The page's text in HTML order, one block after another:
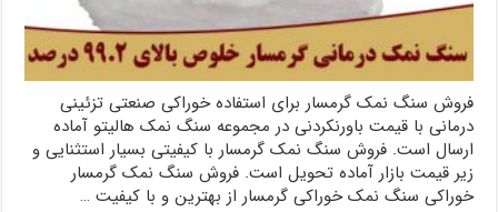
فروش سنگ نمک گرمسار برای استفاده خوراکی صنعتی تزئینی
درمانی با قیمت باورنکردنی در مجموعه سنگ نمک هالیتو آماده
ارسال است. فروش سنگ نمک گرمسار با کیفیتی بسیار استثنایی و
زیر قیمت بازار آماده تحویل است. فروش سنگ نمک گرمسار
خوراکی سنگ نمک خوراکی گرمسار از بهترین و با کیفیت …